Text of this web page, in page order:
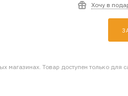
Хочу в
магазинах. Товар доступен только